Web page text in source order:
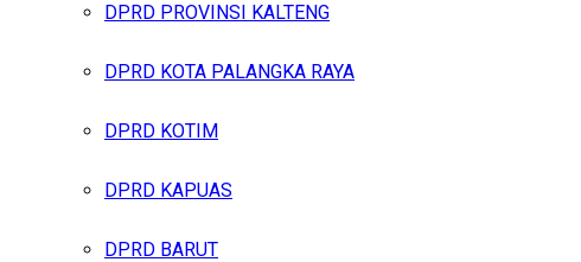
DPRD PROVINSI KALTENG
DPRD KOTA PALANGKA RAYA
DPRD KOTIM
DPRD KAPUAS
DPRD BARUT